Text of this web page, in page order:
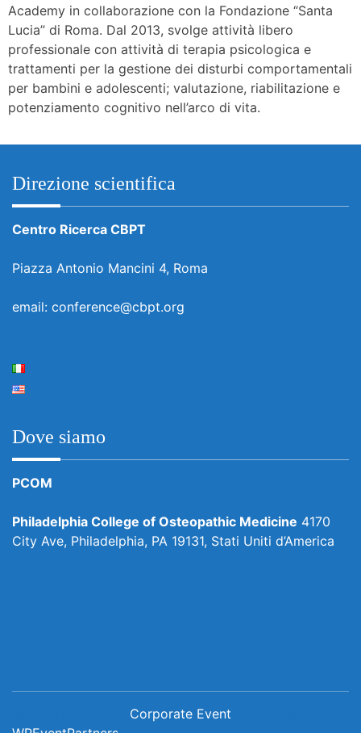
Academy in collaborazione con la Fondazione “Santa
Lucia” di Roma. Dal 2013, svolge attività libero
professionale con attività di terapia psicologica e
trattamenti per la gestione dei disturbi comportamentali
per bambini e adolescenti; valutazione, riabilitazione e
potenziamento cognitivo nell’arco di vita.
Direzione scientifica
Centro Ricerca CBPT
Piazza Antonio Mancini 4, Roma
email: conference@cbpt.org
Dove siamo
PCOM
Philadelphia College of Osteopathic Medicine 4170
City Ave, Philadelphia, PA 19131, Stati Uniti d’America
Corporate Event